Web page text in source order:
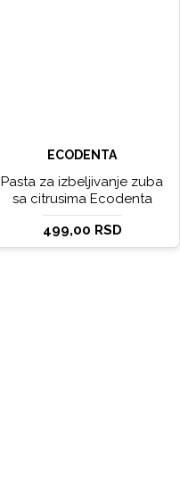
ECODENTA
Pasta za izbeljivanje zuba
sa citrusima Ecodenta
EXPERT LINE EXCEPTIONAL
WHITENING 100ml
499,00 RSD